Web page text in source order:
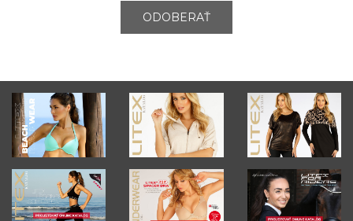
ODOBERAŤ